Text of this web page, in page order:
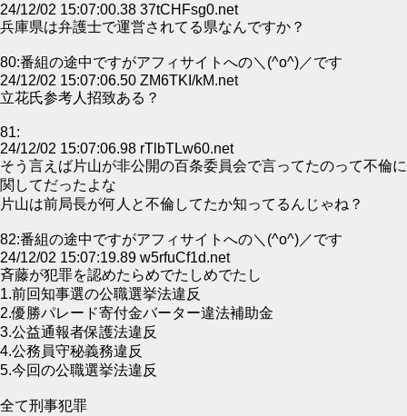
24/12/02 15:07:00.38 37tCHFsg0.net
兵庫県は弁護士で運営されてる県なんですか？
80:番組の途中ですがアフィサイトへの＼(^o^)／です
24/12/02 15:07:06.50 ZM6TKI/kM.net
立花氏参考人招致ある？
81:
24/12/02 15:07:06.98 rTlbTLw60.net
そう言えば片山が非公開の百条委員会で言ってたのって不倫に
関してだったよな
片山は前局長が何人と不倫してたか知ってるんじゃね？
82:番組の途中ですがアフィサイトへの＼(^o^)／です
24/12/02 15:07:19.89 w5rfuCf1d.net
斉藤が犯罪を認めたらめでたしめでたし
1.前回知事選の公職選挙法違反
2.優勝パレード寄付金バーター違法補助金
3.公益通報者保護法違反
4.公務員守秘義務違反
5.今回の公職選挙法違反
全て刑事犯罪